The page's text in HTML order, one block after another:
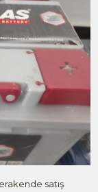
satış